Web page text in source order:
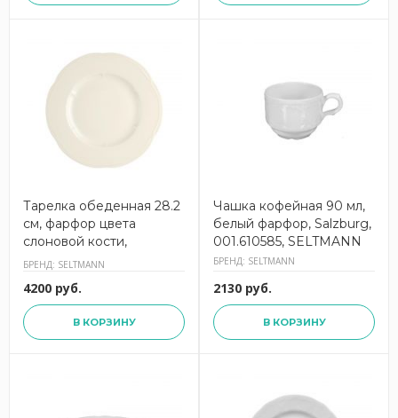
Тарелка обеденная 28.2
см, фарфор цвета
слоновой кости,
Versailles Hotel,
БРЕНД: SELTMANN
4200 руб.
В КОРЗИНУ
Чашка кофейная 90 мл,
белый фарфор, Salzburg,
001.610585, SELTMANN
БРЕНД: SELTMANN
2130 руб.
В КОРЗИНУ